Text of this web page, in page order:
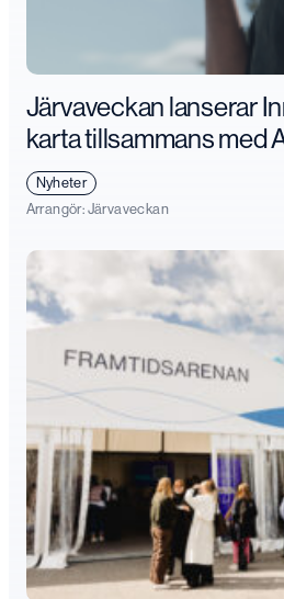
Järvaveckan lanserar
karta tillsammans med
Nyheter
Arrangör:Järvaveckan